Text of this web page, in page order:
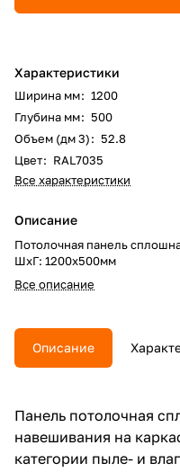
Характеристики
Ширина мм: 1200
Глубина мм: 500
Объем (дм 3): 52.8
Цвет: RAL7035
Все характеристики
Описание
Потолочная панель
ШхГ: 1200х500мм
Все описание
Описание
Панель потолочная
навешивания на
категории пыле- и